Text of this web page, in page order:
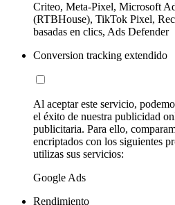
Criteo, Meta-Pixel, Microsoft
(RTBHouse), TikTok Pixel,
basadas en clics, Ads Defender
Conversion tracking extendido
Al aceptar este servicio,
el éxito de nuestra publicidad
publicitaria. Para ello,
encriptados con los siguientes
utilizas sus servicios:
Google Ads
Rendimiento